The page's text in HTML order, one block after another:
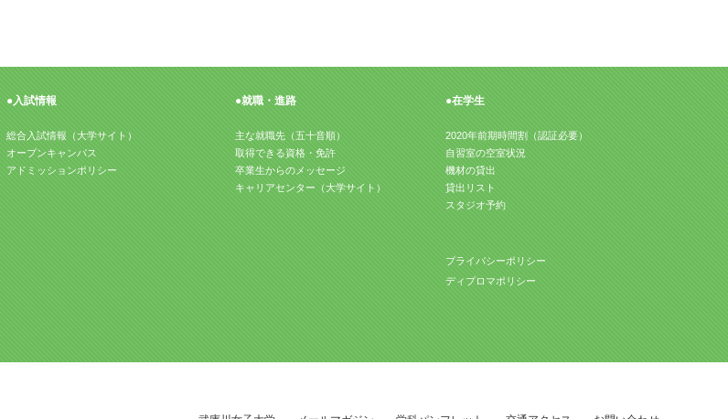
●入試情報
総合入試情報（大学サイト）
オープンキャンパス
アドミッションポリシー
●就職・進路
主な就職先（五十音順）
取得できる資格・免許
卒業生からのメッセージ
キャリアセンター（大学サイト）
●在学生
2020年前期時間割（認証必要）
自習室の空室状況
機材の貸出
貸出リスト
スタジオ予約
プライバシーポリシー
ディプロマポリシー